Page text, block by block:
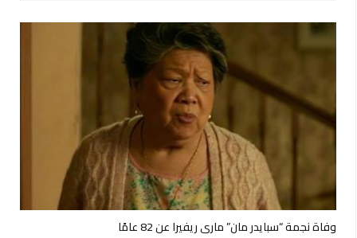
وفاة نجمة “سبايدر مان” ماري ريفيرا عن 82 عامًا